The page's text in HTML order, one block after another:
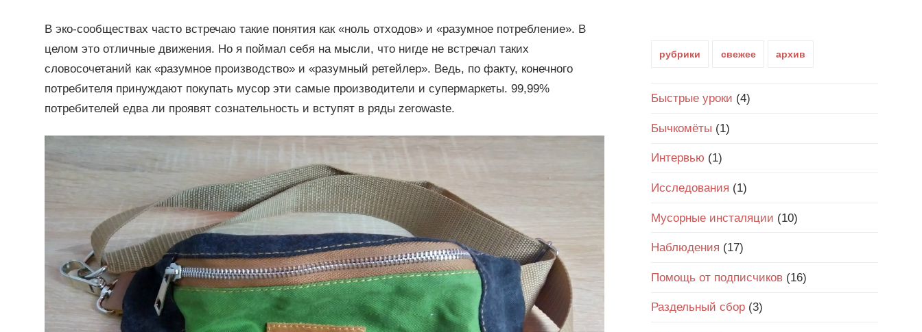
В эко-сообществах часто встречаю такие понятия как «ноль отходов» и «разумное потребление». В
целом это отличные движения. Но я поймал себя на мысли, что нигде не встречал таких
словосочетаний как «разумное производство» и «разумный ретейлер». Ведь, по факту, конечного
потребителя принуждают покупать мусор эти самые производители и супермаркеты. 99,99%
потребителей едва ли проявят сознательность и вступят в ряды zerowaste.
рубрики свежее архив
Быстрые уроки (4)
Бычкомёты (1)
Интервью (1)
Исследования (1)
Мусорные инсталяции (10)
Наблюдения (17)
Помощь от подписчиков (16)
Раздельный сбор (3)